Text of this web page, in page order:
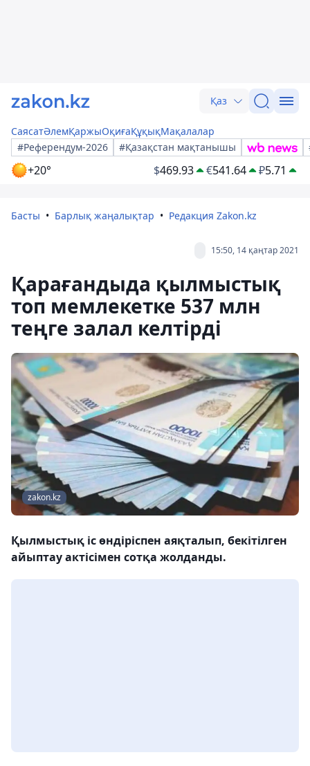
Қаз
СаясатӘлемҚаржыОқиғаҚұқықМақалалар
#Референдум-2026
#Қазақстан мақтанышы
+20° $469.93 €541.64 ₽5.71
Басты Барлық жаңалықтар Редакция Zakon.kz
15:50, 14 қаңтар 2021
Қарағандыда қылмыстық
топ мемлекетке 537 млн
теңге залал келтірді
zakon.kz
Қылмыстық іс өндіріспен аяқталып, бекітілген
айыптау актісімен сотқа жолданды.